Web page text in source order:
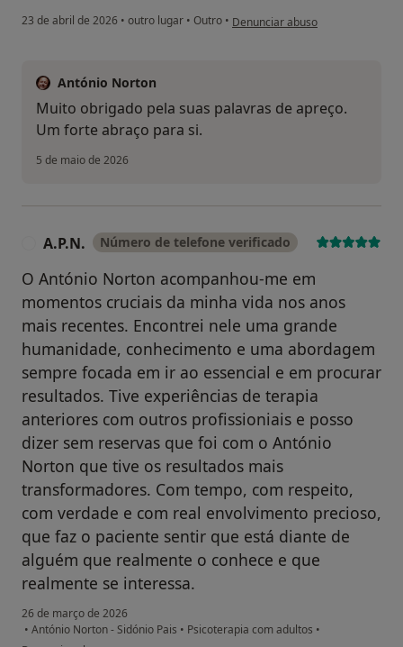
23 de abril de 2026 • outro lugar • Outro • na opinião do utilizador S.M.
Denunciar abuso
António Norton
Muito obrigado pela suas palavras de apreço.
Um forte abraço para si.
5 de maio de 2026
A.P.N. Número de telefone verificado
O António Norton acompanhou-me em
momentos cruciais da minha vida nos anos
mais recentes. Encontrei nele uma grande
humanidade, conhecimento e uma abordagem
sempre focada em ir ao essencial e em procurar
resultados. Tive experiências de terapia
anteriores com outros profissioniais e posso
dizer sem reservas que foi com o António
Norton que tive os resultados mais
transformadores. Com tempo, com respeito,
com verdade e com real envolvimento precioso,
que faz o paciente sentir que está diante de
alguém que realmente o conhece e que
realmente se interessa.
26 de março de 2026
• António Norton - Sidónio Pais • Psicoterapia com adultos •